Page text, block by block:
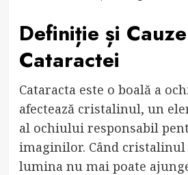
Definiție și
Cataractei
Cataracta este o boală a
afectează cristalinul, un
al ochiului responsabil
imaginilor. Când cristalinul
lumina nu mai poate